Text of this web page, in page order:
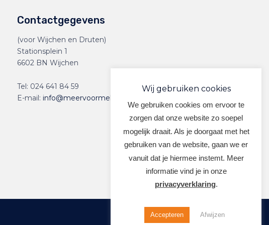
Contactgegevens
(voor Wijchen en Druten)
Stationsplein 1
6602 BN Wijchen
Tel: 024 641 84 59
E-mail: info@meervoormekaar.nl
Wij gebruiken cookies
We gebruiken cookies om ervoor te
zorgen dat onze website zo soepel
mogelijk draait. Als je doorgaat met het
gebruiken van de website, gaan we er
vanuit dat je hiermee instemt. Meer
informatie vind je in onze
privacyverklaring.
Accepteren Afwijzen